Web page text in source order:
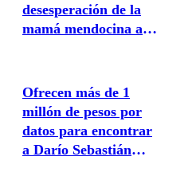
desesperación de la
mamá mendocina al
hijo
Ofrecen más de 1
millón de pesos por
datos para encontrar
a Darío Sebastián